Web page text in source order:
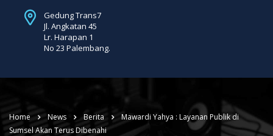
Gedung Trans7
Jl. Angkatan 45
Lr. Harapan 1
No 23 Palembang.
Home News Berita
Mawardi Yahya : Layanan Publik di
Sumsel Akan Terus Dibenahi